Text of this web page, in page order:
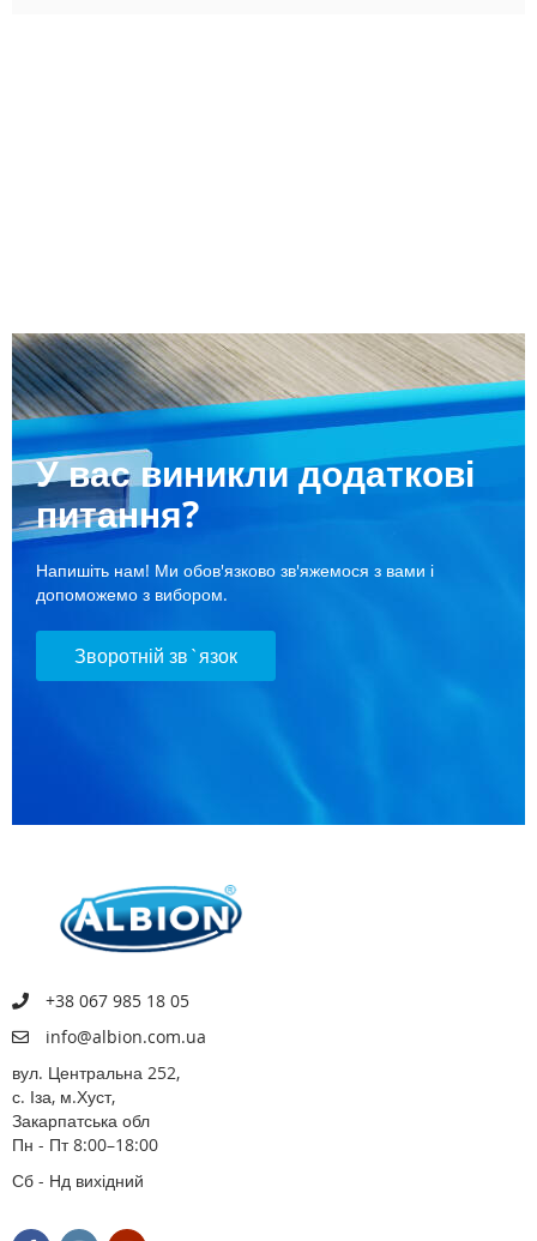
У вас виникли додаткові
питання?
Напишіть нам! Ми обов'язково зв'яжемося з вами і
допоможемо з вибором.
Зворотній зв`язок
+38 067 985 18 05
info@albion.com.ua
вул. Центральна 252,
с. Іза, м.Хуст,
Закарпатська обл
Пн - Пт 8:00–18:00
Сб - Нд вихідний